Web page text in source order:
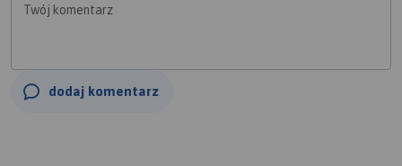
Twój komentarz
dodaj komentarz